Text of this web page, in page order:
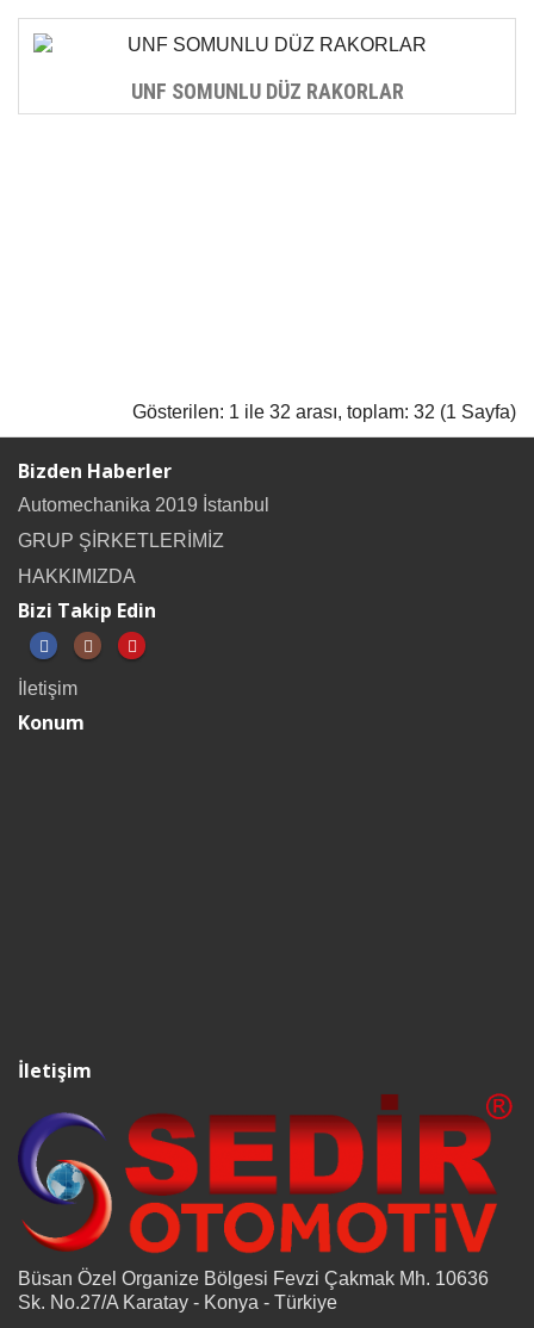
UNF SOMUNLU DÜZ RAKORLAR
Gösterilen: 1 ile 32 arası, toplam: 32 (1 Sayfa)
Bizden Haberler
Automechanika 2019 İstanbul
GRUP ŞİRKETLERİMİZ
HAKKIMIZDA
Bizi Takip Edin
İletişim
Konum
İletişim
Büsan Özel Organize Bölgesi Fevzi Çakmak Mh. 10636
Sk. No.27/A Karatay - Konya - Türkiye